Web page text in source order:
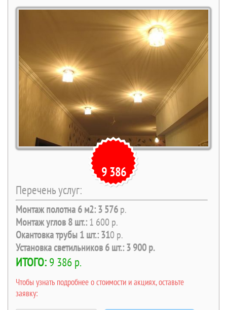
9 386
Перечень услуг:
Монтаж полотна 6 м2: 3 576р.
Монтаж углов 8 шт.:1 600 р.
Окантовка трубы 1 шт.: 310 р.
Установка светильников 6 шт.: 3 900 р.
ИТОГО: 9 386 р.
Чтобы узнать подробнее о стоимости и акциях, оставьте
заявку: